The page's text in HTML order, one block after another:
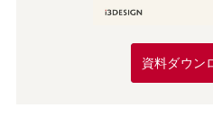
資料ダウン